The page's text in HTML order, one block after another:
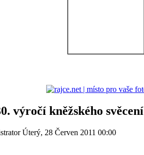
výročí kněžského svěcení
Úterý, 28 Červen 2011 00:00